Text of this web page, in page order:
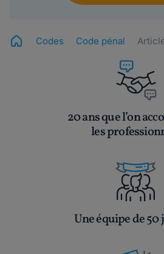
Codes Code pénal
20 ans que l’on
les
Une équipe de